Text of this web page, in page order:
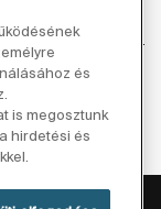
és
is megosztunk
hirdetési és